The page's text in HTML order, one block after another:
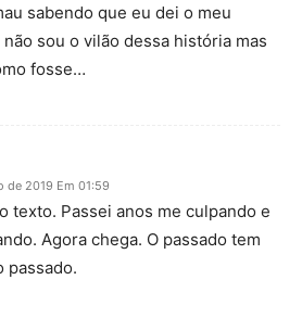
sabendo que eu dei o meu
não sou o vilão dessa história mas
fosse…
de 2019 Em 01:59
texto. Passei anos me culpando e
Agora chega. O passado tem
passado.